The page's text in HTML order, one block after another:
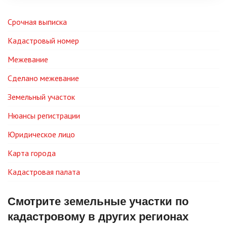
Срочная выписка
Кадастровый номер
Межевание
Сделано межевание
Земельный участок
Нюансы регистрации
Юридическое лицо
Карта города
Кадастровая палата
Смотрите земельные участки по
кадастровому в других регионах